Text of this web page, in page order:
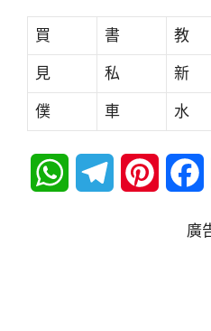
買 書 教
見 私 新
僕 車 水
W
廣